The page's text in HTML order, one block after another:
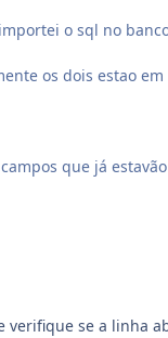
o sql no
os dois estao
que já
se a linha